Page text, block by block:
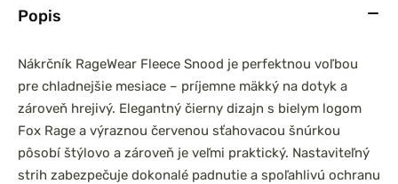
Popis
Nákrčník RageWear Fleece Snood je perfektnou voľbou
pre chladnejšie mesiace – príjemne mäkký na dotyk a
zároveň hrejivý. Elegantný čierny dizajn s bielym logom
Fox Rage a výraznou červenou sťahovacou šnúrkou
pôsobí štýlovo a zároveň je veľmi praktický. Nastaviteľný
strih zabezpečuje dokonalé padnutie a spoľahlivú ochranu